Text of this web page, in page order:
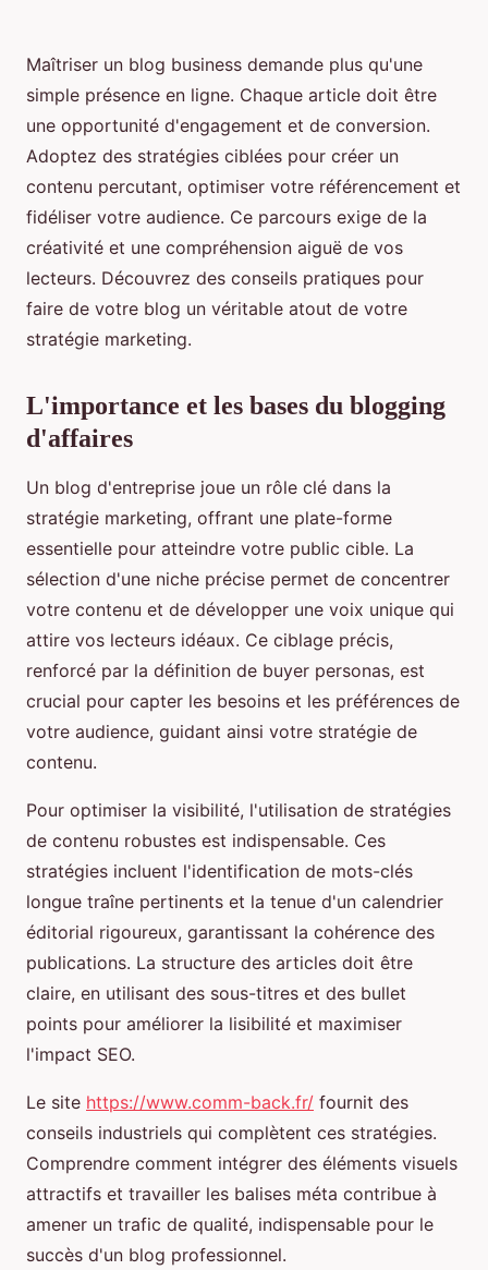
Maîtriser un blog business demande plus qu'une
simple présence en ligne. Chaque article doit être
une opportunité d'engagement et de conversion.
Adoptez des stratégies ciblées pour créer un
contenu percutant, optimiser votre référencement et
fidéliser votre audience. Ce parcours exige de la
créativité et une compréhension aiguë de vos
lecteurs. Découvrez des conseils pratiques pour
faire de votre blog un véritable atout de votre
stratégie marketing.
L'importance et les bases du blogging
d'affaires
Un blog d'entreprise joue un rôle clé dans la
stratégie marketing, offrant une plate-forme
essentielle pour atteindre votre public cible. La
sélection d'une niche précise permet de concentrer
votre contenu et de développer une voix unique qui
attire vos lecteurs idéaux. Ce ciblage précis,
renforcé par la définition de buyer personas, est
crucial pour capter les besoins et les préférences de
votre audience, guidant ainsi votre stratégie de
contenu.
Pour optimiser la visibilité, l'utilisation de stratégies
de contenu robustes est indispensable. Ces
stratégies incluent l'identification de mots-clés
longue traîne pertinents et la tenue d'un calendrier
éditorial rigoureux, garantissant la cohérence des
publications. La structure des articles doit être
claire, en utilisant des sous-titres et des bullet
points pour améliorer la lisibilité et maximiser
l'impact SEO.
Le site https://www.comm-back.fr/ fournit des
conseils industriels qui complètent ces stratégies.
Comprendre comment intégrer des éléments visuels
attractifs et travailler les balises méta contribue à
amener un trafic de qualité, indispensable pour le
succès d'un blog professionnel.